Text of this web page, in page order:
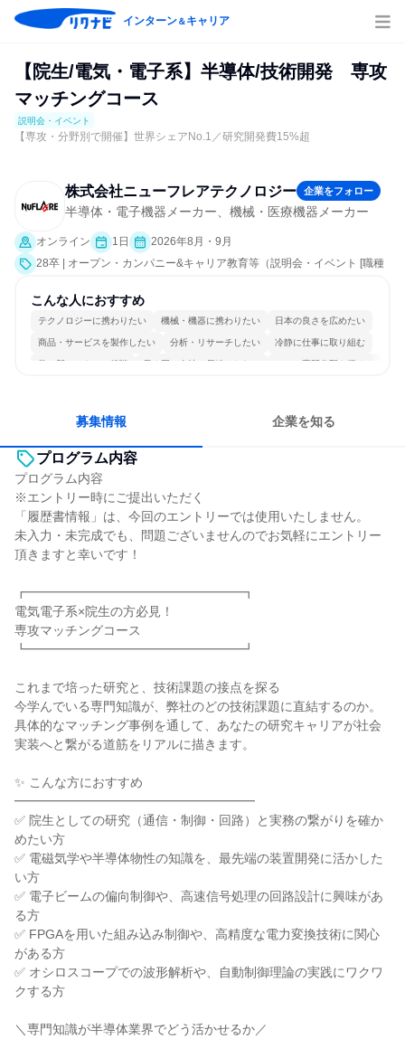
インターン＆キャリア
【院生/電気・電子系】半導体/技術開発 専攻
マッチングコース
説明会・イベント
【専攻・分野別で開催】世界シェアNo.1／研究開発費15%超
株式会社ニューフレアテクノロジー 企業をフォロー
半導体・電子機器メーカー、機械・医療機器メーカー
オンライン 1日
2026年8月・9月
28卒 | オープン・カンパニー&キャリア教育等（説明会・イベント [職種
こんな人におすすめ
テクノロジーに携わりたい 機械・機器に携わりたい 日本の良さを広めたい
商品・サービスを製作したい 分析・リサーチしたい 冷静に仕事に取り組む
常に新しいものに挑戦 長く同じ会社に居続けられる 一つの専門分野を極める
募集情報 企業を知る
プログラム内容
プログラム内容
※エントリー時にご提出いただく
「履歴書情報」は、今回のエントリーでは使用いたしません。
未入力・未完成でも、問題ございませんのでお気軽にエントリー
頂きますと幸いです！
┏━━━━━━━━━━━━━━━━━┓
電気電子系×院生の方必見！
専攻マッチングコース
┗━━━━━━━━━━━━━━━━━┛
これまで培った研究と、技術課題の接点を探る
今学んでいる専門知識が、弊社のどの技術課題に直結するのか。
具体的なマッチング事例を通して、あなたの研究キャリアが社会
実装へと繋がる道筋をリアルに描きます。
✨ こんな方におすすめ
━━━━━━━━━━━━━━━━━━━
✅ 院生としての研究（通信・制御・回路）と実務の繋がりを確か
めたい方
✅ 電磁気学や半導体物性の知識を、最先端の装置開発に活かした
い方
✅ 電子ビームの偏向制御や、高速信号処理の回路設計に興味があ
る方
✅ FPGAを用いた組み込み制御や、高精度な電力変換技術に関心
がある方
✅ オシロスコープでの波形解析や、自動制御理論の実践にワクワ
クする方
＼専門知識が半導体業界でどう活かせるか／